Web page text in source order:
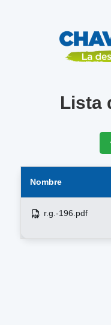
Lista
Nombre
r.g.-196.pdf